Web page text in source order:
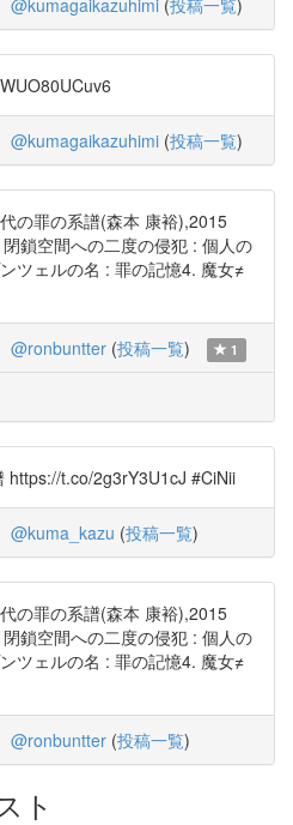
@kumagaikazuhimi (投稿一覧)
@kumagaikazuhimi (投稿一覧)
の罪の系譜(森本 康裕),2015
鎖空間への二度の侵犯 : 個人の
ツェルの名 : 罪の記憶4. 魔女≠
@ronbuntter (投稿一覧) 1
t.co/2g3rY3U1cJ #CiNii
@kuma_kazu (投稿一覧)
の罪の系譜(森本 康裕),2015
鎖空間への二度の侵犯 : 個人の
ツェルの名 : 罪の記憶4. 魔女≠
@ronbuntter (投稿一覧)
ト